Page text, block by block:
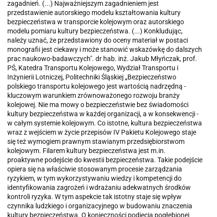
zagadnień. (...) Najważniejszym zagadnieniem jest
przedstawienie autorskiego modelu kształtowania kultury
bezpieczeństwa w transporcie kolejowym oraz autorskiego
modelu pomiaru kultury bezpieczeństwa. (...) Konkludując,
należy uznać, że przedstawiony do oceny materiał w postaci
monografii jest ciekawy i może stanowić wskazówkę do dalszych
prac naukowo-badawczych". dr hab. inż. Jakub Młyńczak, prof.
PŚ, Katedra Transportu Kolejowego, Wydział Transportu i
Inżynierii Lotniczej, Politechniki Śląskiej „Bezpieczeństwo
polskiego transportu kolejowego jest wartością nadrzędną -
kluczowym warunkiem zrównoważonego rozwoju branży
kolejowej. Nie ma mowy o bezpieczeństwie bez świadomości
kultury bezpieczeństwa w każdej organizacji, a w konsekwencji -
w całym systemie kolejowym. Co istotne, kultura bezpieczeństwa
wraz z wejściem w życie przepisów IV Pakietu Kolejowego staje
się też wymogiem prawnym stawianym przedsiębiorstwom
kolejowym. Filarem kultury bezpieczeństwa jest m.in.
proaktywne podejście do kwestii bezpieczeństwa. Takie podejście
opiera się na właściwie stosowanym procesie zarządzania
ryzykiem, w tym wykorzystywaniu wiedzy i kompetencji do
identyfikowania zagrożeń i wdrażaniu adekwatnych środków
kontroli ryzyka. W tym aspekcie tak istotny staje się wpływ
czynnika ludzkiego i organizacyjnego w budowaniu znaczenia
kultury bezpieczeństwa. O konieczności podjęcia pogłębionej